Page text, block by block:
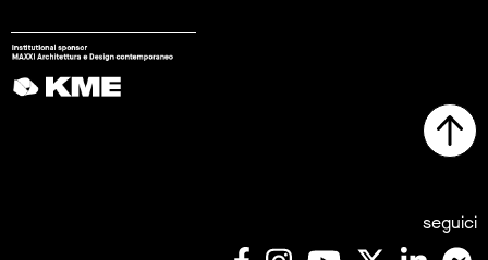
seguici